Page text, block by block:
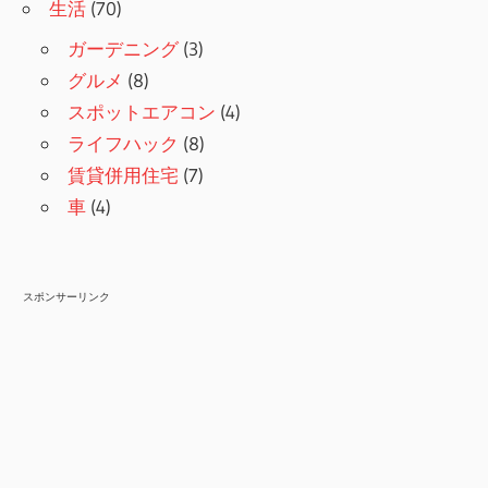
生活 (70)
ガーデニング(3)
グルメ (8)
スポットエアコン (4)
ライフハック (8)
賃貸併用住宅 (7)
車 (4)
スポンサーリンク